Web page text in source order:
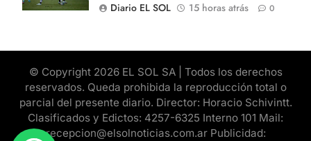
Diario EL SOL
15 horas atrás 0
© Copyright 2026 EL SOL SA | Todos los derechos
reservados. Queda prohibida la reproducción total o
parcial del presente diario. Director: Horacio Schivintt.
Clasificados y Edictos: 4257-6325 Interno 101 Mail:
recepcion@elsolnoticias.com.ar Publicidad: